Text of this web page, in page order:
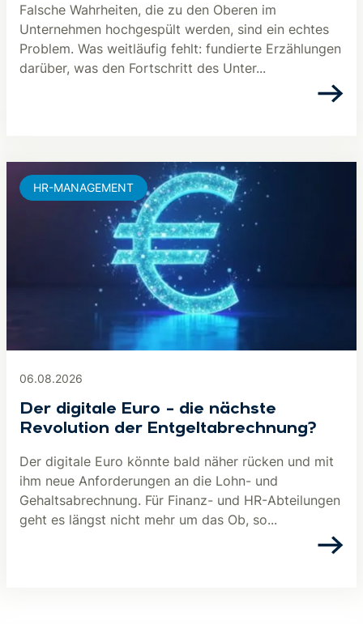
Falsche Wahrheiten, die zu den Oberen im
Unternehmen hochgespült werden, sind ein echtes
Problem. Was weitläufig fehlt: fundierte Erzählungen
darüber, was den Fortschritt des Unter...
06.08.2026
Der digitale Euro – die nächste
Revolution der Entgeltabrechnung?
Der digitale Euro könnte bald näher rücken und mit
ihm neue Anforderungen an die Lohn- und
Gehaltsabrechnung. Für Finanz- und HR-Abteilungen
geht es längst nicht mehr um das Ob, so...
HR-MANAGEMENT